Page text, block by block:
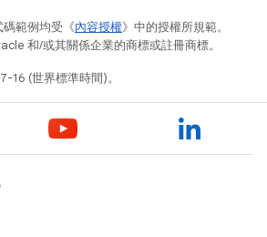
範例均受《內容授權》中的授權所規範。
和/或其關係企業的商標或註冊商標。
(世界標準時間)。